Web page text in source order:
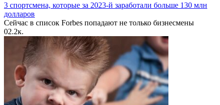
3 спортсмена, которые за 2023-й заработали больше 130 млн
долларов
Сейчас в список Forbes попадают не только бизнесмены
02.2к.